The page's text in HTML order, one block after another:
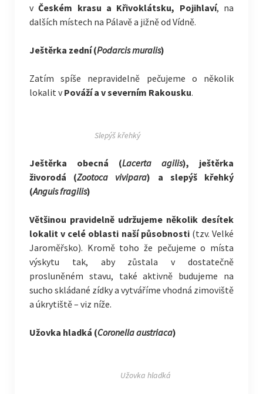
vČeském krasu a Křivoklátsku, Pojihlaví, na
dalších místech na Pálavě a jižně od Vídně.
Ještěrka zední (Podarcis muralis)
Zatím spíše nepravidelně pečujeme o několik
lokalit vPováží a v severním Rakousku.
Slepýš křehký
Ještěrka obecná (Lacerta agilis), ještěrka
živorodá (Zootoca vivipara) a slepýš křehký
(Anguis fragilis)
Většinou pravidelně udržujeme několik desítek
lokalit v celé oblasti naší působnosti(tzv. Velké
Jaroměřsko). Kromě toho že pečujeme o místa
výskytu tak, aby zůstala v dostatečně
prosluněném stavu, také aktivně budujeme na
sucho skládané zídky a vytváříme vhodná zimoviště
a úkrytiště – viz níže.
Užovka hladká (Coronella austriaca)
Užovka hladká